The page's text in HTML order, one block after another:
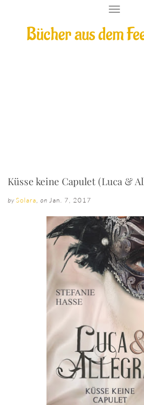
Bücher aus dem
T
G
Küsse keine Capulet (Luca &
by Solara on Jan. 7, 2017